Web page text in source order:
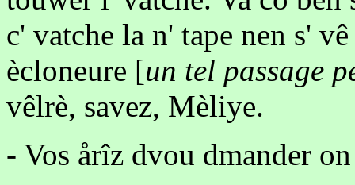
c' vatche la n' tape nen s'
ècloneure [un tel passage
vêlrè, savez, Mèliye.
- Vos årîz dvou dmander